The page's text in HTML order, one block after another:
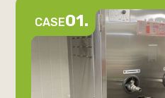
CASE01.